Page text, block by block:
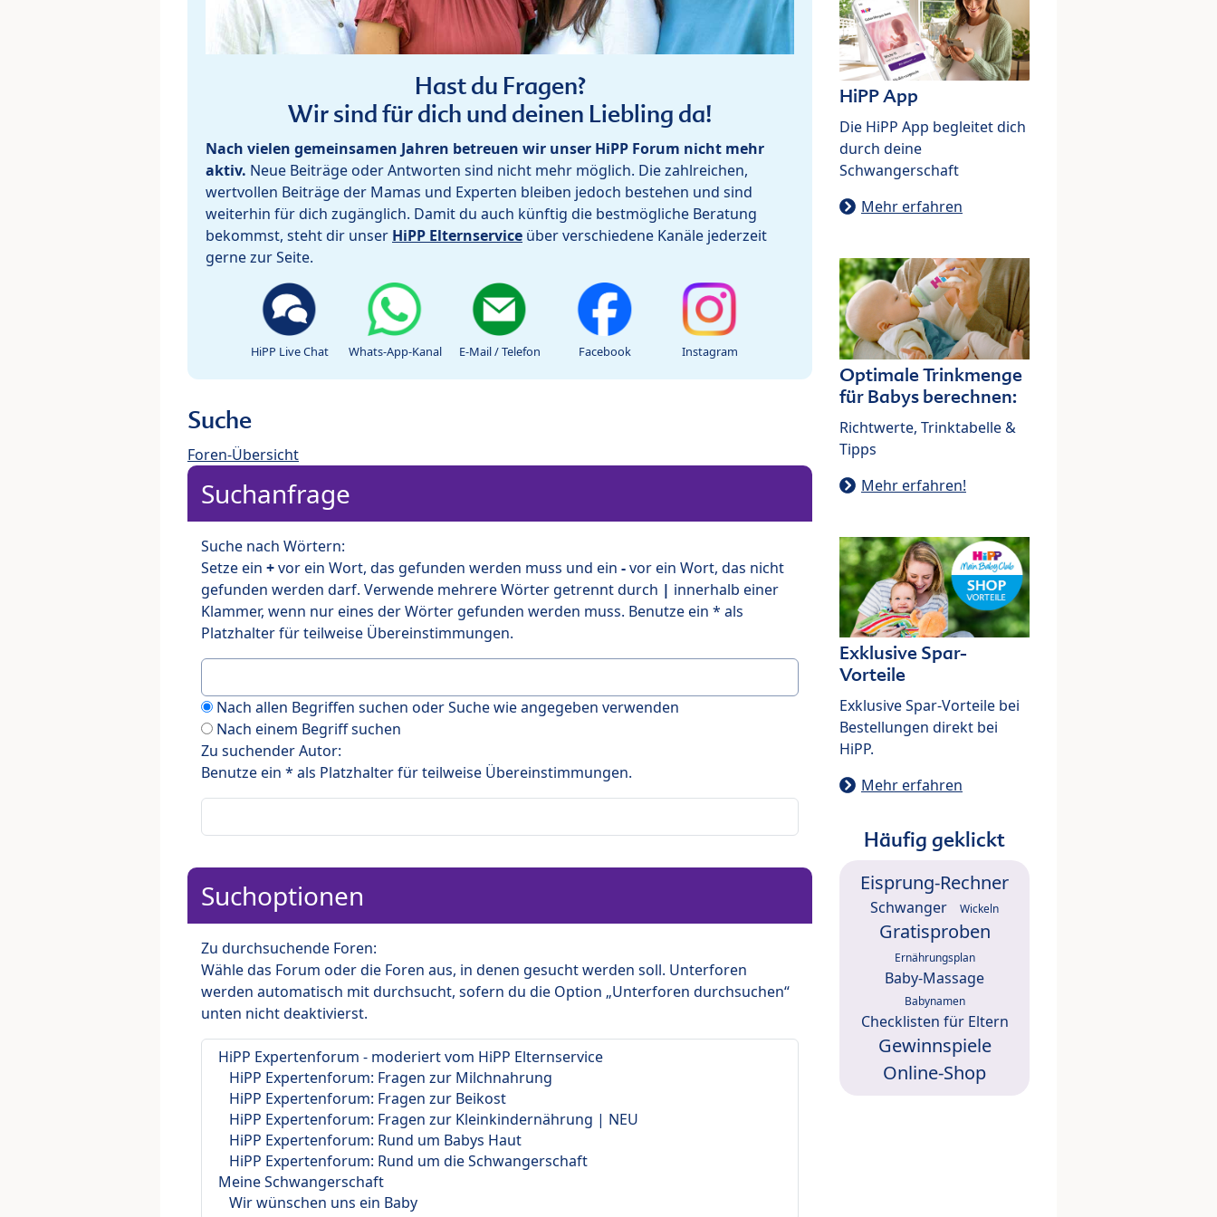
Hast du Fragen?
Wir sind für dich und deinen Liebling da!
Nach vielen gemeinsamen Jahren betreuen wir unser HiPP Forum nicht mehr
aktiv. Neue Beiträge oder Antworten sind nicht mehr möglich. Die zahlreichen,
wertvollen Beiträge der Mamas und Experten bleiben jedoch bestehen und sind
weiterhin für dich zugänglich. Damit du auch künftig die bestmögliche Beratung
bekommst, steht dir unser HiPP Elternservice über verschiedene Kanäle jederzeit
gerne zur Seite.
HiPP Live Chat Whats-App-Kanal E-Mail / Telefon Facebook Instagram
Suche
Foren-Übersicht
Suchanfrage
Suche nach Wörtern:
Setze ein +vor ein Wort, das gefunden werden muss und ein -vor ein Wort, das nicht
gefunden werden darf. Verwende mehrere Wörter getrennt durch | innerhalb einer
Klammer, wenn nur eines der Wörter gefunden werden muss. Benutze ein * als
Platzhalter für teilweise Übereinstimmungen.
Nach allen Begriffen suchen oder Suche wie angegeben verwenden
Nach einem Begriff suchen
Zu suchender Autor:
Benutze ein * als Platzhalter für teilweise Übereinstimmungen.
Suchoptionen
Zu durchsuchende Foren:
Wähle das Forum oder die Foren aus, in denen gesucht werden soll. Unterforen
werden automatisch mit durchsucht, sofern du die Option „Unterforen durchsuchen“
unten nicht deaktivierst.
HiPP App
Die HiPP App begleitet dich
durch deine
Schwangerschaft
Mehr erfahren
Optimale Trinkmenge
für Babys berechnen:
Richtwerte, Trinktabelle &
Tipps
Mehr erfahren!
Exklusive Spar-
Vorteile
Exklusive Spar-Vorteile bei
Bestellungen direkt bei
HiPP.
Mehr erfahren
Häufig geklickt
Eisprung-Rechner
Schwanger Wickeln
Gratisproben
Ernährungsplan
Baby-Massage
Babynamen
Checklisten für Eltern
Gewinnspiele
Online-Shop